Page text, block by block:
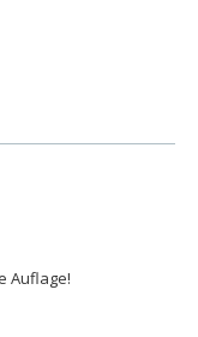
Auflage!